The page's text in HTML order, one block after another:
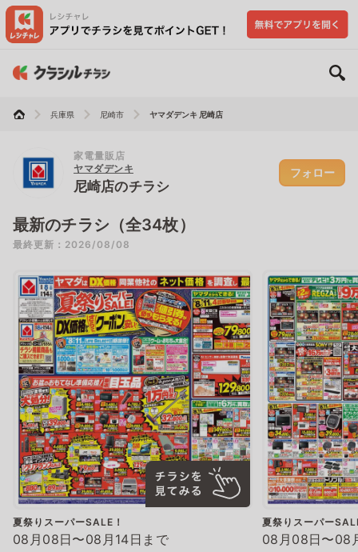
兵庫県 尼崎市 ヤマダデンキ 尼崎店
家電量販店
ヤマダデンキ
尼崎店のチラシ
フォロー
最新のチラシ（全34枚）
最終更新：2026/08/08
夏祭りスーパーSALE！
08月08日〜08月14日まで
夏祭りスーパー
08月08日〜08